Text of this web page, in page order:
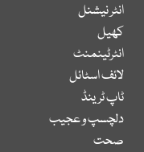
انٹر نیشنل
کھیل
انٹرٹینمنٹ
لائف اسٹائل
ٹاپ ٹرینڈ
دلچسپ و عجیب
صحت